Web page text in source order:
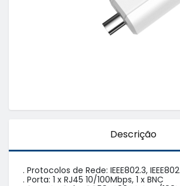
Descrição
. Protocolos de Rede: IEEE802.3,
. Porta: 1 x RJ45 10/100Mbps, 1 x BNC